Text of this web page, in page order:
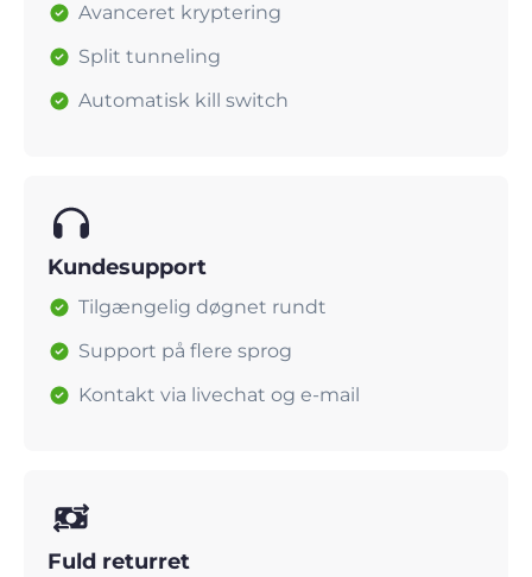
Avanceret kryptering
Split tunneling
Automatisk kill switch
Kundesupport
Tilgængelig døgnet rundt
Support på flere sprog
Kontakt via livechat og e-mail
Fuld returret